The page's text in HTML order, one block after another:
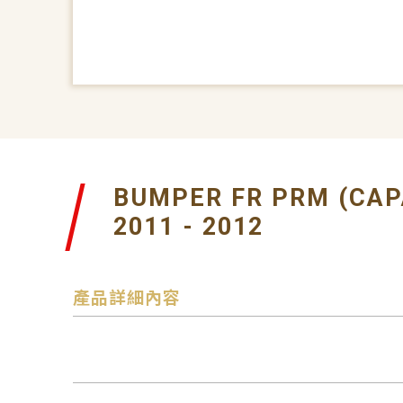
BUMPER FR PRM
2011 - 2012
產品詳細內容